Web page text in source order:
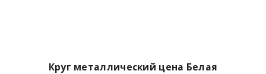
Круг металлический цена Белая